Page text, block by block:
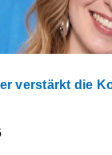
verstärkt die